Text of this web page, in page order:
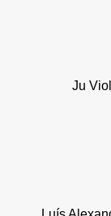
Ju